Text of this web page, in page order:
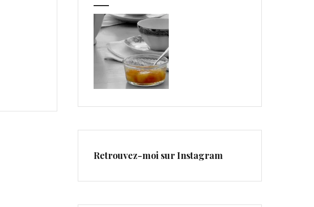
Retrouvez-moi sur Instagram